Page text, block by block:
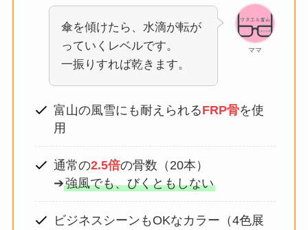
第一生命支店
ママ
傘を傾けたら、水滴が転が
っていくレベルです。
一振りすれば乾きます。
富山の風雪にも耐えられるFRP骨を使
用
通常の2.5倍の骨数（20本）
➔強風でも、びくともしない
ビジネスシーンもOKなカラー（4色展